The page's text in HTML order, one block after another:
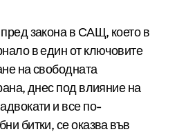
закона в САЩ, което в
в един от ключовите
на свободната
днес под влияние на
и все по-
битки, се оказва във